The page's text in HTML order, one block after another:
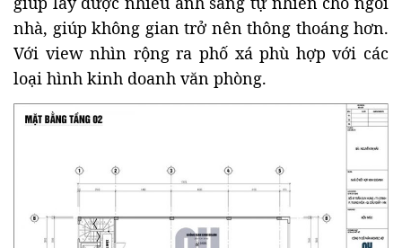
nhà, giúp không gian trở nên thông thoáng hơn.
Với view nhìn rộng ra phố xá phù hợp với các
loại hình kinh doanh văn phòng.